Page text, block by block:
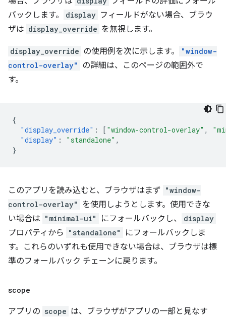
バックします。
display フィールドがない場合、ブラウ
ザは display_override を無視します。
display_override の使用例を次に示します。
"window-
control-overlay"
の詳細は、このページの範囲外で
す。
{
"display_override" : [ "window-control-overlay" ,
"display" : "standalone" ,
}
このアプリを読み込むと、ブラウザはまず "window-
control-overlay"
を使用しようとします。使用できな
い場合は "minimal-ui" にフォールバックし、 display
プロパティから "standalone"
にフォールバックしま
す。これらのいずれも使用できない場合は、ブラウザは標
準のフォールバック チェーンに戻ります。
scope
アプリの scope は、ブラウザがアプリの一部と見なす